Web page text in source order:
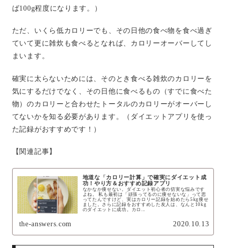
ば100g程度になります。）
ただ、いくら低カロリーでも、その日他の食べ物を食べ過ぎ
ていて更に雑炊も食べるとなれば、カロリーオーバーしてし
まいます。
確実に太らないためには、そのとき食べる雑炊のカロリーを
気にするだけでなく、その日他に食べるもの（すでに食べた
物）のカロリーと合わせたトータルのカロリーがオーバーし
てないかを知る必要があります。（ダイエットアプリを使っ
た記録がおすすめです！）
【関連記事】
地道な「カロリー計算」で確実にダイエット成
功！やり方＆おすすめ記録アプリ
なかなか痩せない。ダイエット初心者の切実な悩みです
よね。 私も最初は「頑張ってるのに痩せないな」って思
ってたんですけど、実はカロリー記録を始めたら5kg痩せ
ました。さらに記録をおすすめした友人は、なんと10kg
のダイエットに成功。カロ...
the-answers.com 2020.10.13